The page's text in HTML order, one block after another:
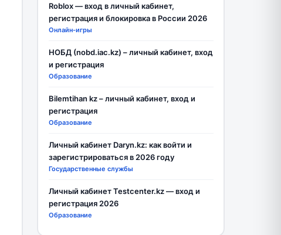
Roblox — вход в личный кабинет,
регистрация и блокировка в России 2026
Онлайн-игры
НОБД (nobd.iac.kz) – личный кабинет, вход
и регистрация
Образование
Bilemtihan kz – личный кабинет, вход и
регистрация
Образование
Личный кабинет Daryn.kz: как войти и
зарегистрироваться в 2026 году
Государственные службы
Личный кабинет Testcenter.kz — вход и
регистрация 2026
Образование